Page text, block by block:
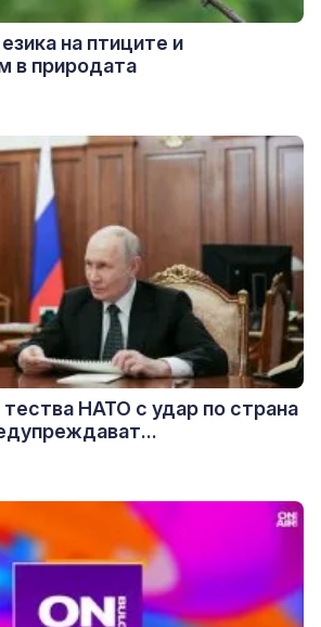
на птиците и
в природата
НАТО с удар по страна